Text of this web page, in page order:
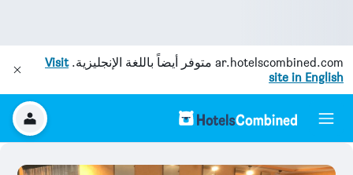
ar.hotelscombined.com متوفر أيضاً باللغة الإنجليزية.Visit
site in English